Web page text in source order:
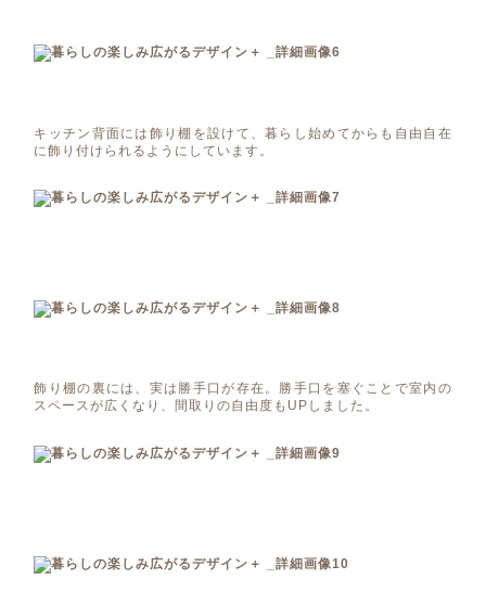
キッチン背面には飾り棚を設けて、暮らし始めてからも自由自在
に飾り付けられるようにしています。
飾り棚の裏には、実は勝手口が存在。勝手口を塞ぐことで室内の
スペースが広くなり、間取りの自由度もUPしました。